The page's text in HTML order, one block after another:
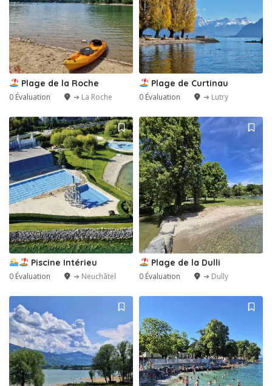
Plage de la Roche
0 Évaluation ➔ La Roche
Plage de Curtinau
0 Évaluation ➔ Lutry
Piscine Intérieu
0 Évaluation ➔ Neuchâtel
Plage de la Dulli
0 Évaluation ➔ Dully